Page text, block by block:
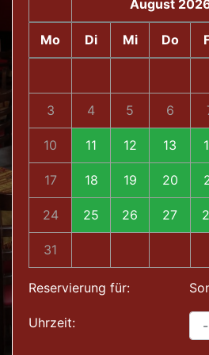
August
Mo Di Mi Do
3 4 5 6
10 11 12 13
17 18 19 20
24 25 26 27
31
Reservierung für:
Uhrzeit: